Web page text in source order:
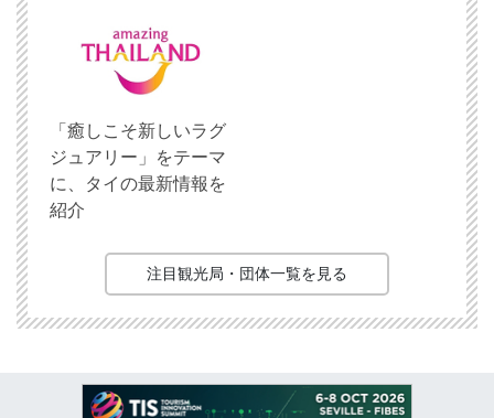
「癒しこそ新しいラグ
ジュアリー」をテーマ
に、タイの最新情報を
紹介
注目観光局・団体一覧を見る